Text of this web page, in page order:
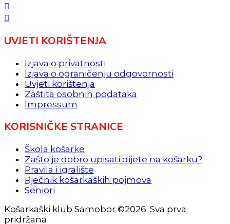
UVJETI KORIŠTENJA
Izjava o privatnosti
Izjava o ograničenju odgovornosti
Uvjeti korištenja
Zaštita osobnih podataka
Impressum
KORISNIČKE STRANICE
Škola košarke
Zašto je dobro upisati dijete na košarku?
Pravila i igralište
Rječnik košarkaških pojmova
Seniori
Košarkaški klub Samobor ©2026. Sva prva
pridržana